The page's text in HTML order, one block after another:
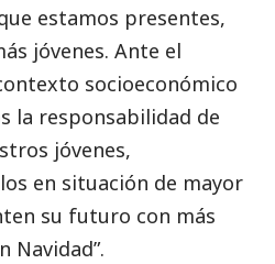
estamos presentes,
jóvenes. Ante el
socioeconómico
la responsabilidad de
jóvenes,
en situación de mayor
su futuro con más
Navidad”.